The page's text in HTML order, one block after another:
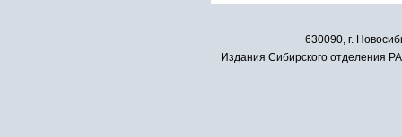
630090, г.
Издания Сибирского отделения